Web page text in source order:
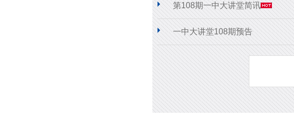
第108期一中大讲堂简讯
一中大讲堂108期预告